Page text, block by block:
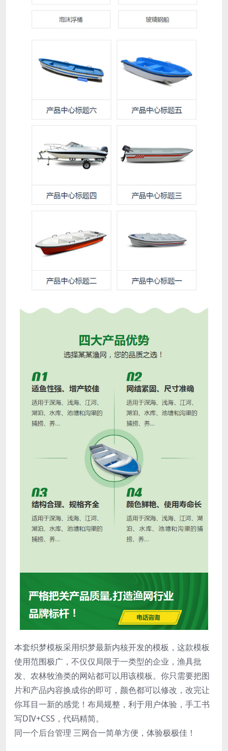
本套织梦模板采用织梦最新内核开发的模板，这款模板
使用范围极广，不仅仅局限于一类型的企业，渔具批
发、农林牧渔类的网站都可以用该模板。你只需要把图
片和产品内容换成你的即可，颜色都可以修改，改完让
你耳目一新的感觉！布局规整，利于用户体验，手工书
写DIV+CSS，代码精简。
同一个后台管理 三网合一简单方便，体验极极佳！